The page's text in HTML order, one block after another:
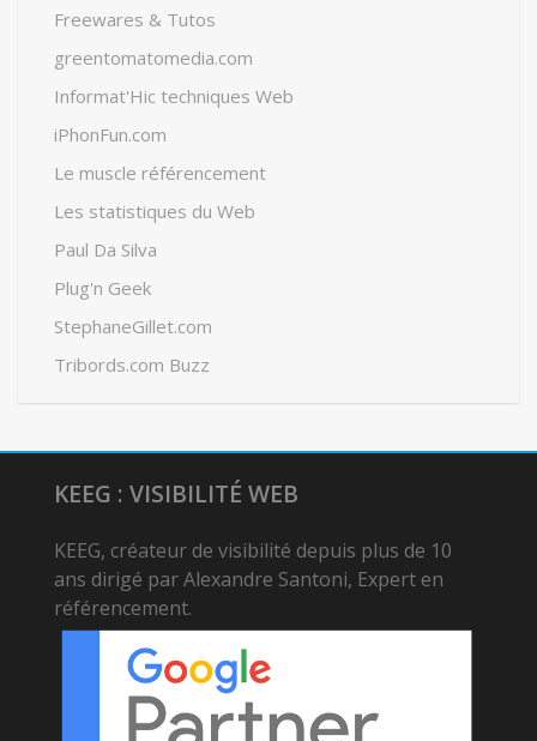
Freewares & Tutos
greentomatomedia.com
Informat'Hic techniques Web
iPhonFun.com
Le muscle référencement
Les statistiques du Web
Paul Da Silva
Plug'n Geek
StephaneGillet.com
Tribords.com Buzz
KEEG : VISIBILITÉ WEB
KEEG, créateur de visibilité depuis plus de 10
ans dirigé par Alexandre Santoni, Expert en
référencement.